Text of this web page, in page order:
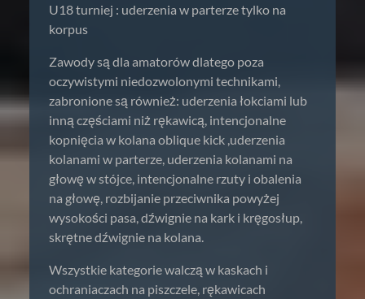
U18 turniej : uderzenia w parterze tylko na
korpus
Zawody są dla amatorów dlatego poza
oczywistymi niedozwolonymi technikami,
zabronione są również: uderzenia łokciami lub
inną częściami niż rękawicą, intencjonalne
kopnięcia w kolana oblique kick ,uderzenia
kolanami w parterze, uderzenia kolanami na
głowę w stójce, intencjonalne rzuty i obalenia
na głowę, rozbijanie przeciwnika powyżej
wysokości pasa, dźwignie na kark i kręgosłup,
skrętne dźwignie na kolana.
Wszystkie kategorie walczą w kaskach i
ochraniaczach na piszczele, rękawicach